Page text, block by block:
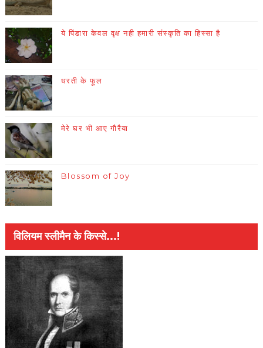
ये पिंडारा केवल वृक्ष नही हमारी संस्कृति का हिस्सा है
धरती के फूल
मेरे घर भी आए गौरैया
Blossom of Joy
विलियम स्लीमैन के किस्से...!